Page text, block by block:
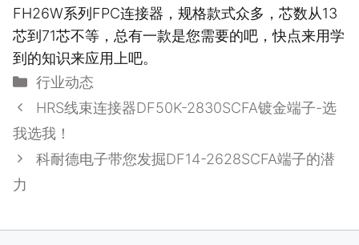
FH26W系列FPC连接器，规格款式众多，芯数从13
芯到71芯不等，总有一款是您需要的吧，快点来用学
到的知识来应用上吧。
分
类
行业动态
HRS线束连接器DF50K-2830SCFA镀金端子-选
我选我！
科耐德电子带您发掘DF14-2628SCFA端子的潜
力